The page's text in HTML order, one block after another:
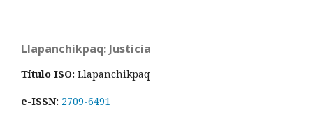
Llapanchikpaq: Justicia
Título ISO: Llapanchikpaq
e-ISSN: 2709-6491